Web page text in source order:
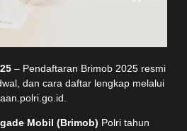
– Pendaftaran Brimob 2025 resmi
dan cara daftar lengkap melalui
Mobil (Brimob) Polri tahun